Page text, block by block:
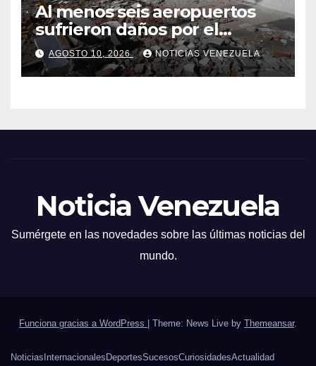
Al menos seis aeropuertos
sufrieron daños por el
terremoto de magnitud 7.4
en Colombia
AGOSTO 10, 2026 NOTICIAS VENEZUELA
Noticia Venezuela
Sumérgete en las novedades sobre las últimas noticias del
mundo.
Funciona gracias a WordPress Theme: News Live by Themeansar.
Noticias Internacionales DeportesSucesosCuriosidadesActualidad